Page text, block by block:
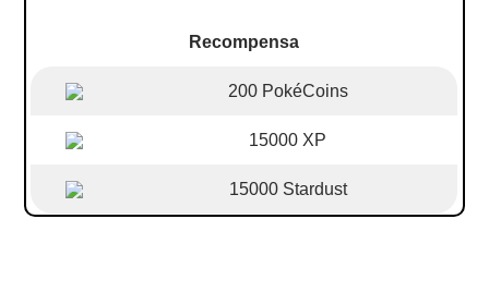
Recompensa
200 PokéCoins
15000 XP
15000 Stardust